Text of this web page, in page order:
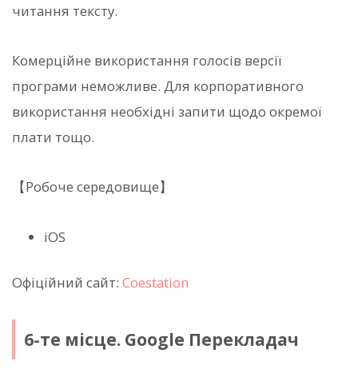
читання тексту.
Комерційне використання голосів версії
програми неможливе. Для корпоративного
використання необхідні запити щодо окремої
плати тощо.
【Робоче середовище】
iOS
Офіційний сайт: Coestation
6-те місце. Google Перекладач